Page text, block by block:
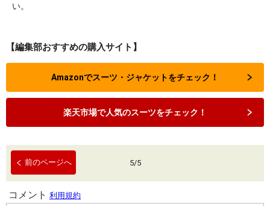
い。
【編集部おすすめの購入サイト】
Amazonでスーツ・ジャケットをチェック！
楽天市場で人気のスーツをチェック！
前のページへ 5/5